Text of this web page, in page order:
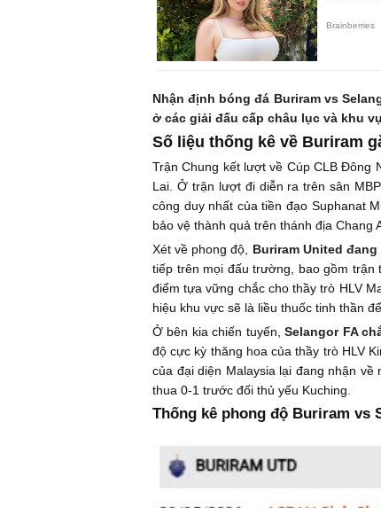
Nhận định bóng đá Buriram vs
ở các giải đấu cấp châu lục và khu
Số liệu thống kê về Buriram
Trận Chung kết lượt về Cúp CLB Đông
Lai. Ở trận lượt đi diễn ra trên sân
công duy nhất của tiền đạo Suphanat
bảo vệ thành quả trên thánh địa Chang
Xét về phong độ, Buriram United
tiếp trên mọi đấu trường, bao gồm trận
điểm tựa vững chắc cho thầy trò HLV
hiệu khu vực sẽ là liều thuốc tinh thần
Ở bên kia chiến tuyến,Selangor FA
độ cực kỳ thăng hoa của thầy trò HLV
của đại diện Malaysia lại đang nhận
thua 0-1 trước đối thủ yếu Kuching.
Thống kê phong độ Buriram vs